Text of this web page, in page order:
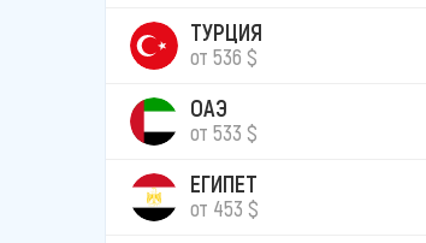
ТУРЦИЯ
от 536 $
ОАЭ
от 533 $
ЕГИПЕТ
от 453 $